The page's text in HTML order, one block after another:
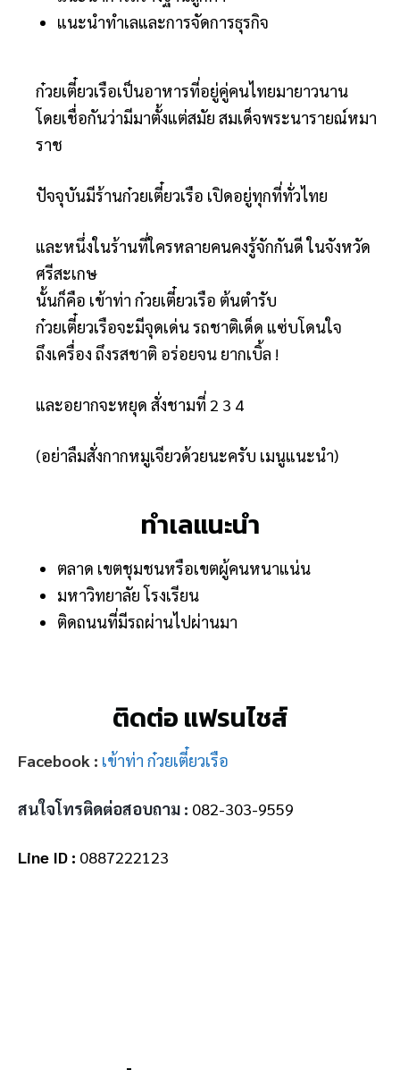
แนะนำทำเลและการจัดการธุรกิจ
ก๋วยเตี๋ยวเรือเป็นอาหารที่อยู่คู่คนไทยมายาวนาน
โดยเชื่อกันว่ามีมาตั้งแต่สมัย สมเด็จพระนารายณ์หมา
ราช
ปัจจุบันมีร้านก๋วยเตี๋ยวเรือ เปิดอยู่ทุกที่ทั่วไทย
และหนึ่งในร้านที่ใครหลายคนคงรู้จักกันดี ในจังหวัด
ศรีสะเกษ
นั้นก็คือ เข้าท่า ก๋วยเตี๋ยวเรือ ต้นตำรับ
ก๋วยเตี๋ยวเรือจะมีจุดเด่น รถชาติเด็ด แซ่บโดนใจ
ถึงเครื่อง ถึงรสชาติ อร่อยจน ยากเบิ้ล !
และอยากจะหยุด สั่งชามที่ 2 3 4
(อย่าลืมสั่งกากหมูเจียวด้วยนะครับ เมนูแนะนำ)
ทำเลแนะนำ
ตลาด เขตชุมชนหรือเขตผู้คนหนาแน่น
มหาวิทยาลัย โรงเรียน
ติดถนนที่มีรถผ่านไปผ่านมา
ติดต่อ แฟรนไชส์
Facebook : เข้าท่า ก๋วยเตี๋ยวเรือ
สนใจโทรติดต่อสอบถาม : 082-303-9559
Line ID : 0887222123